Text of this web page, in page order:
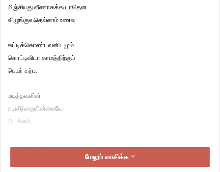
மிஞ்சியது வீணாகக்கூடாதென
விழுங்குவதெல்லாம் உணவு
கட்டிக்கொண்டவனிடமும்
கொட்டிவிடா காமத்திற்குப்
பெயர் கற்பு.
படித்தவளின்
சுயசிந்தையின்மையே
அடக்கம்.
சிலிர்த்து சிலகாகிக்கும் மென்உணர்வு,
மேலும் வாசிக்க